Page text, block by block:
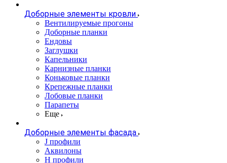
Доборные элементы кровли
Вентилируемые прогоны
Доборные планки
Ендовы
Заглушки
Капельники
Карнизные планки
Коньковые планки
Крепежные планки
Лобовые планки
Парапеты
Еще
Доборные элементы фасада
J профили
Аквилоны
Н профили